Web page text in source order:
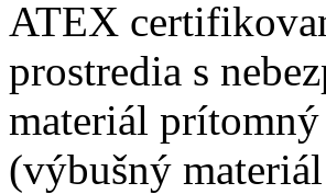
ATEX
prostredia s
materiál
(výbušný